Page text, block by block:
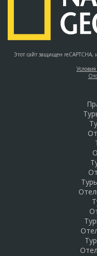
Этот сайт защищен